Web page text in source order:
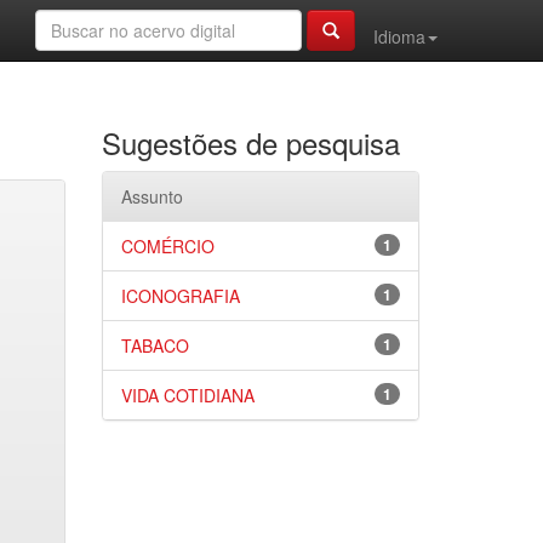
Idioma
Sugestões de pesquisa
Assunto
1
COMÉRCIO
1
ICONOGRAFIA
1
TABACO
1
VIDA COTIDIANA